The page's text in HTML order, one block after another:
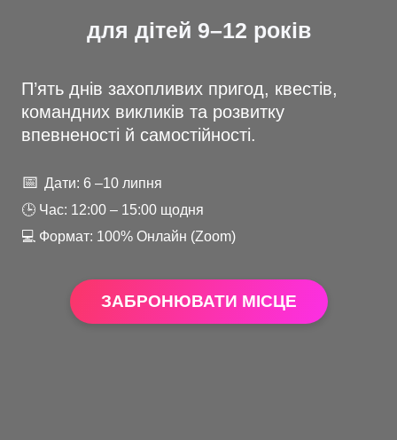
для дітей 9–12 років
П’ять днів захопливих пригод, квестів,
командних викликів та розвитку
впевненості й самостійності.
📅 Дати: 6 –10 липня
🕒 Час: 12:00 – 15:00 щодня
💻 Формат: 100% Онлайн (Zoom)
ЗАБРОНЮВАТИ МІСЦЕ